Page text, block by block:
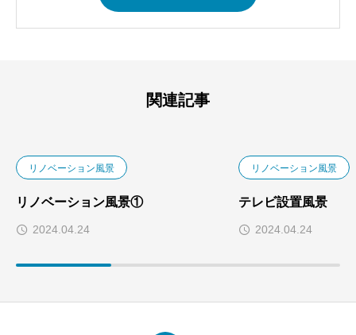
関連記事
リノベーション風景
リノベーション風景①
2024.04.24
リノベーション風景
テレビ設置風景
2024.04.24